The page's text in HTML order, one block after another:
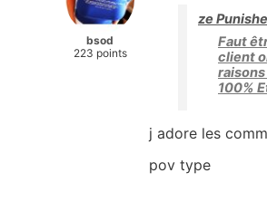
bsod
223 points
ze
Faut
client
100%
j adore les
pov type